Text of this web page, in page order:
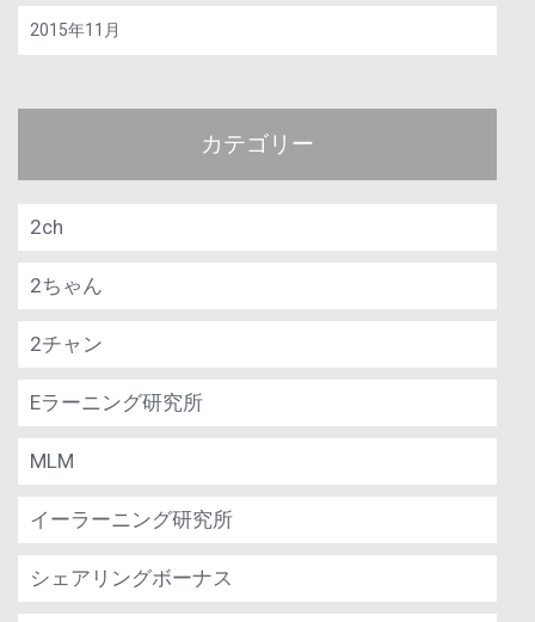
2015年11月
カテゴリー
2ch
2ちゃん
2チャン
Eラーニング研究所
MLM
イーラーニング研究所
シェアリングボーナス